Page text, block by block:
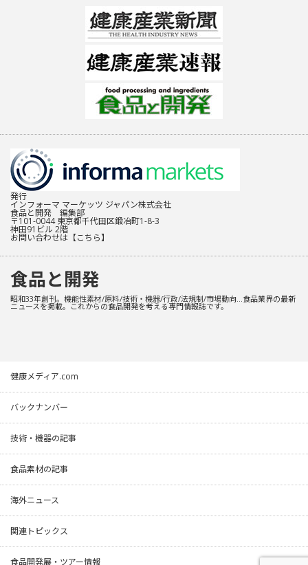
発行
インフォーマ マーケッツ ジャパン株式会社
食品と開発 編集部
〒101-0044 東京都千代田区鍛冶町1-8-3
神田91ビル 2階
お問い合わせは 【こちら】
食品と開発
昭和33年創刊。機能性素材/原料/技術・機器/行政/法規制/市場動向…食品業界の最新
ニュースを掲載。これからの食品開発を考える専門情報誌です。
健康メディア.com
バックナンバー
技術・機器の記事
食品素材の記事
海外ニュース
関連トピックス
食品開発展・ツアー情報